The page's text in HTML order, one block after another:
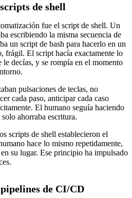
de shell
fue el script de shell. Un
escribiendo la misma secuencia de
un script de bash para hacerlo en un
frágil. El script hacía exactamente lo
le decías, y se rompía en el momento
pulsaciones de teclas, no
cada paso, anticipar cada caso
El humano seguía haciendo
ahorraba escritura.
scripts de shell establecieron el
hace lo mismo repetidamente,
su lugar. Ese principio ha impulsado
de CI/CD